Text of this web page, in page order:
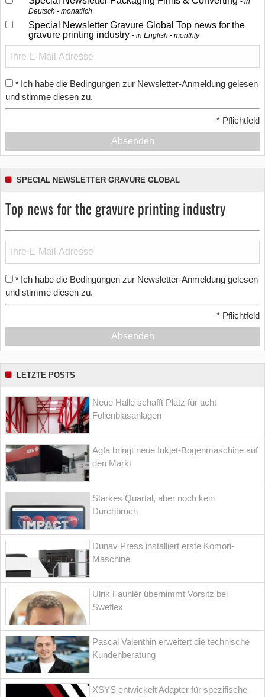
Deutsch - monatlich
Special Newsletter Gravure Global Top news for the
gravure printing industry
in English - monthly
* Ich habe die Bedingungen zur Newsletter-Anmeldung gelesen
und stimme diesen zu.
* Pflichtfeld
Absenden
SPECIAL NEWSLETTER GRAVURE GLOBAL
Top news for the gravure printing industry
* Ich habe die Bedingungen zur Newsletter-Anmeldung gelesen
und stimme diesen zu.
* Pflichtfeld
Absenden
LETZTE POSTS
Neue Halle schafft Platz für acht
Folienblasanlagen
Agfa bringt neue Inkjet-Bogenmaschine auf
den Markt
Starkes Quartal, aber noch kein
Durchbruch
Dunav Press installiert erste Komori-
Maschine
Ulrik Fauhlér übernimmt Vorsitz bei
Sweflex
Pascal Valenthin erweitert die technische
Kundenberatung
XSYS entwickelt Adapter für spezifische